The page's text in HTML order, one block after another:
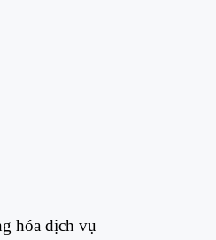
hóa dịch vụ​